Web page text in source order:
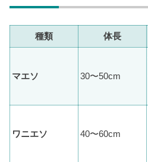
種類 体長
マエソ 30〜50cm
ワニエソ 40〜60cm